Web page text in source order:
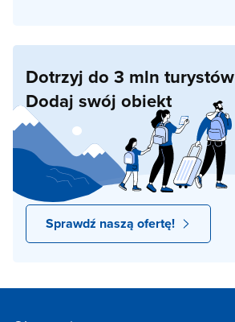
Dotrzyj do 3 mln turystów
Dodaj swój obiekt
Sprawdź naszą ofertę!